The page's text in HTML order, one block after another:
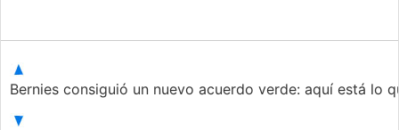
Bernies consiguió un nuevo acuerdo verde: aquí está lo